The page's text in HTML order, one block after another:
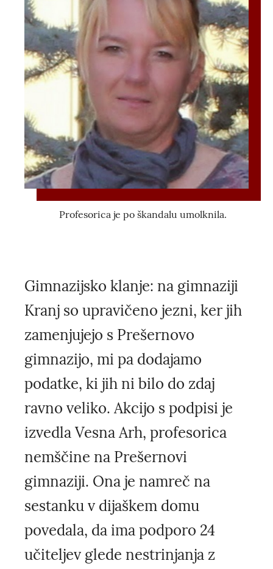
Profesorica je po škandalu umolknila.
Gimnazijsko klanje: na gimnaziji
Kranj so upravičeno jezni, ker jih
zamenjujejo s Prešernovo
gimnazijo, mi pa dodajamo
podatke, ki jih ni bilo do zdaj
ravno veliko. Akcijo s podpisi je
izvedla Vesna Arh, profesorica
nemščine na Prešernovi
gimnaziji. Ona je namreč na
sestanku v dijaškem domu
povedala, da ima podporo 24
učiteljev glede nestrinjanja z